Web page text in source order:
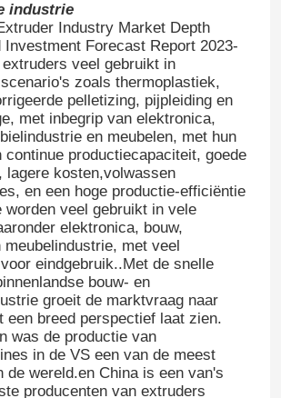
industrie
Industry Market Depth
Investment Forecast Report 2023-
veel gebruikt in
zoals thermoplastiek,
pelletizing, pijpleiding en
met inbegrip van elektronica,
en meubelen, met hun
continue productiecapaciteit, goede
lagere kosten,volwassen
en een hoge productie-efficiëntie
worden veel gebruikt in vele
elektronica, bouw,
meubelindustrie, met veel
eindgebruik..Met de snelle
bouw- en
groeit de marktvraag naar
een breed perspectief laat zien.
was de productie van
in de VS een van de meest
de wereld.en China is een van's
producenten van extruders